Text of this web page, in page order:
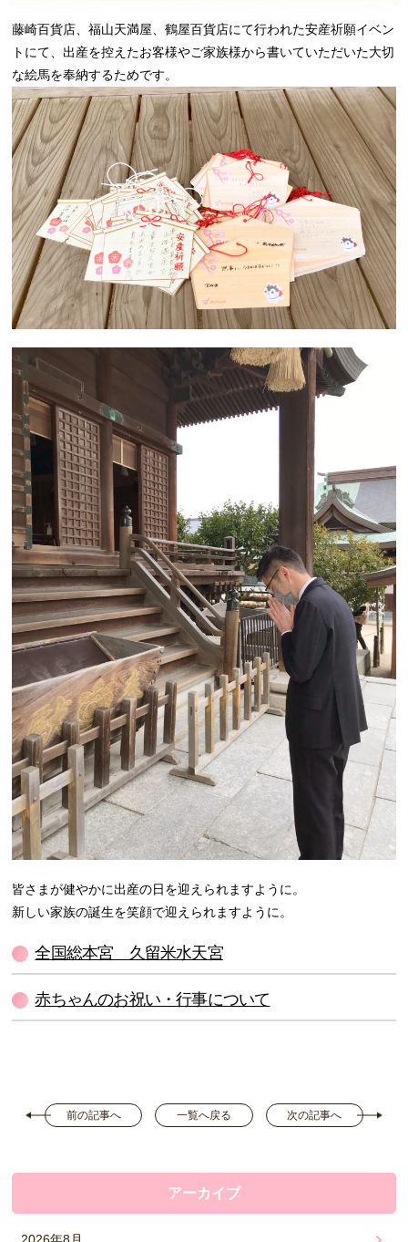
藤崎百貨店、福山天満屋、鶴屋百貨店にて行われた安産祈願イベン
トにて、出産を控えたお客様やご家族様から書いていただいた大切
な絵馬を奉納するためです。
皆さまが健やかに出産の日を迎えられますように。
新しい家族の誕生を笑顔で迎えられますように。
全国総本宮 久留米水天宮
赤ちゃんのお祝い・行事について
前の記事へ 一覧へ戻る 次の記事へ
アーカイブ
2026年8月